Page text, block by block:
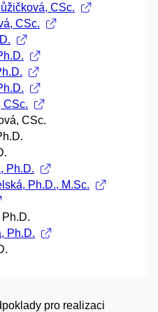
CSc.
CSc.
CSc.
CSc.
Ph.D.
Ph.D., M.Sc.
Ph.D.
Ph.D.
pro realizaci